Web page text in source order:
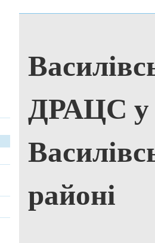
ДРАЦС у
районі